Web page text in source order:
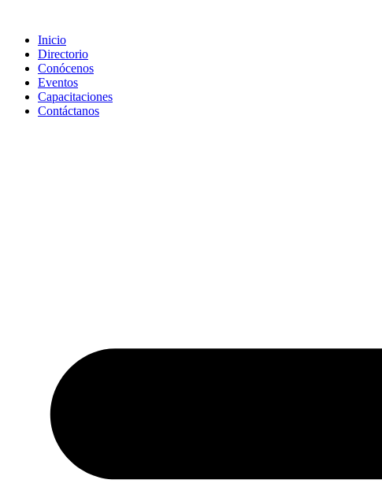
contenido
Inicio
Directorio
Conócenos
Eventos
Capacitaciones
Contáctanos